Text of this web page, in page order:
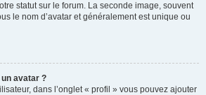
statut sur le forum. La seconde image, souvent
le nom d’avatar et généralement est unique ou
avatar ?
dans l’onglet « profil » vous pouvez ajouter